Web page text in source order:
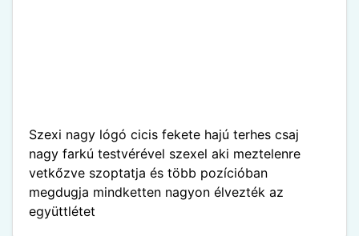
Szexi nagy lógó cicis fekete hajú terhes csaj
nagy farkú testvérével szexel aki meztelenre
vetkőzve szoptatja és több pozícióban
megdugja mindketten nagyon élvezték az
együttlétet